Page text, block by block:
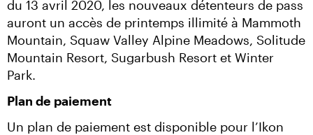
du 13 avril 2020, les nouveaux détenteurs de pass
auront un accès de printemps illimité à Mammoth
Mountain, Squaw Valley Alpine Meadows, Solitude
Mountain Resort, Sugarbush Resort et Winter
Park.
Plan de paiement
Un plan de paiement est disponible pour l’Ikon